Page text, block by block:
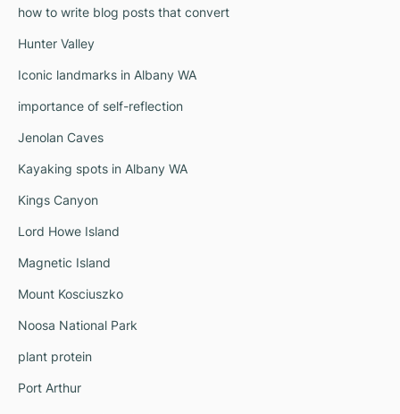
how to write blog posts that convert
Hunter Valley
Iconic landmarks in Albany WA
importance of self-reflection
Jenolan Caves
Kayaking spots in Albany WA
Kings Canyon
Lord Howe Island
Magnetic Island
Mount Kosciuszko
Noosa National Park
plant protein
Port Arthur